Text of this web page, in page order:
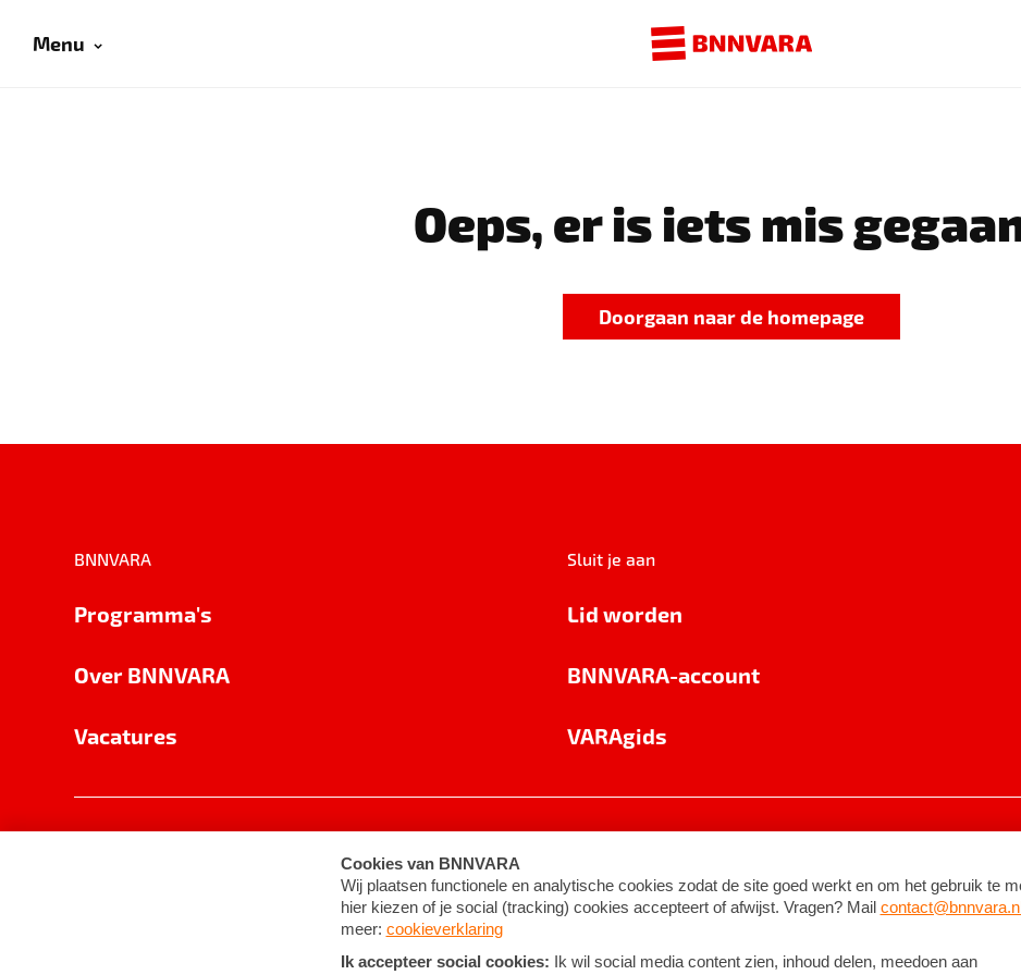
Menu
Oeps, er is iets mis
Doorgaan naar de homepage
BNNVARA
Programma's
Over BNNVARA
Vacatures
Sluit je aan
Lid worden
BNNVARA-account
VARAgids
Cookie-instellingen Algemene voorwaarden ©2026BNNVARA